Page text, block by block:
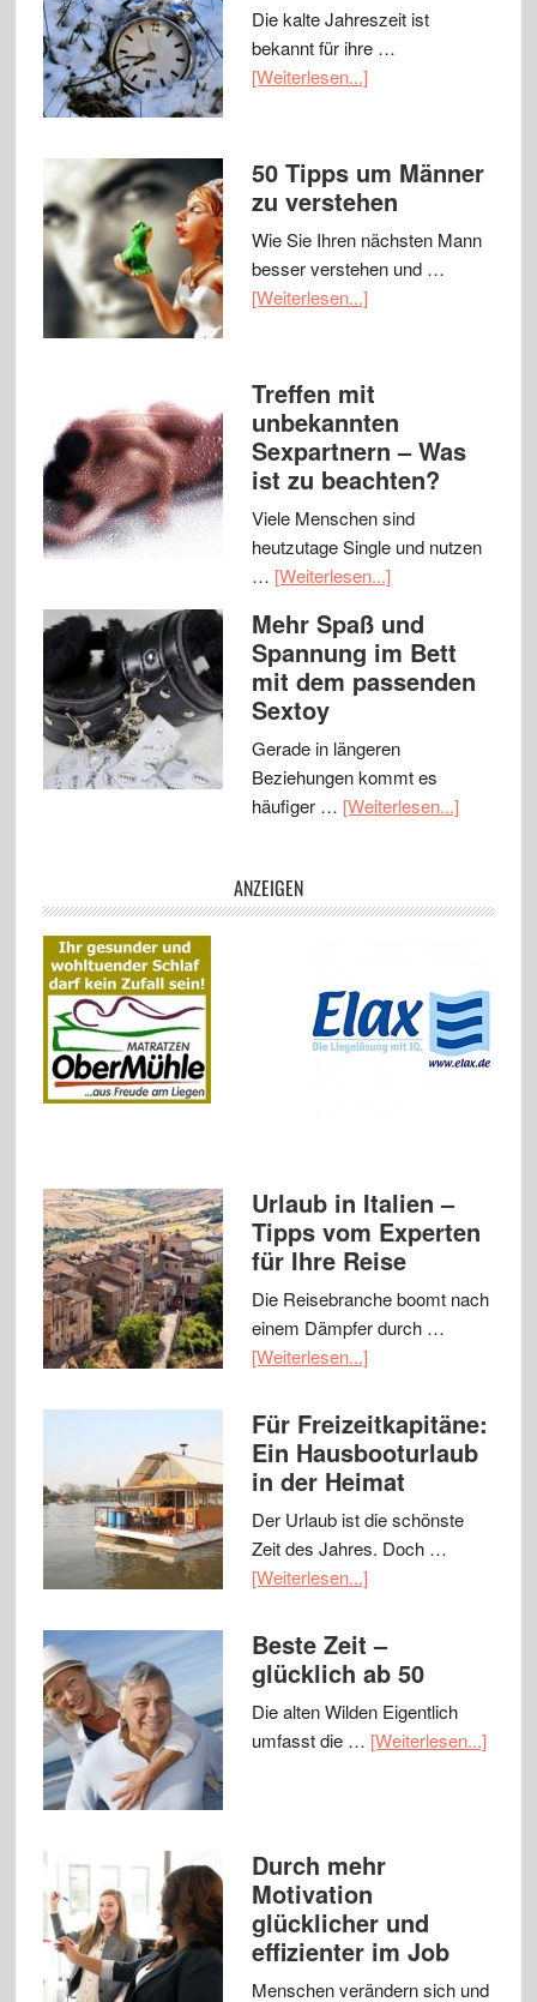
Die kalte Jahreszeit ist
bekannt für ihre …
[Weiterlesen...]
50 Tipps um Männer
zu verstehen
Wie Sie Ihren nächsten Mann
besser verstehen und …
[Weiterlesen...]
Treffen mit
unbekannten
Sexpartnern – Was
ist zu beachten?
Viele Menschen sind
heutzutage Single und nutzen
… [Weiterlesen...]
Mehr Spaß und
Spannung im Bett
mit dem passenden
Sextoy
Gerade in längeren
Beziehungen kommt es
häufiger … [Weiterlesen...]
ANZEIGEN
Urlaub in Italien –
Tipps vom Experten
für Ihre Reise
Die Reisebranche boomt nach
einem Dämpfer durch …
[Weiterlesen...]
Für Freizeitkapitäne:
Ein Hausbooturlaub
in der Heimat
Der Urlaub ist die schönste
Zeit des Jahres. Doch …
[Weiterlesen...]
Beste Zeit –
glücklich ab 50
Die alten Wilden Eigentlich
umfasst die … [Weiterlesen...]
Durch mehr
Motivation
glücklicher und
effizienter im Job
Menschen verändern sich und